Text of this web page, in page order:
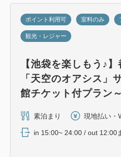
ポイント利用可 室料のみ
観光・レジャー
【池袋を楽しもう♪
「天空のオアシス」
館チケット付プラン
素泊まり 現地払い・
in 15:00~ 24:00 / out 12:00